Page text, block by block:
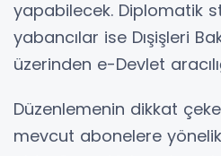
yapabilecek. Diplomatik
yabancılar ise Dışişleri
üzerinden e-Devlet
Düzenlemenin dikkat
mevcut abonelere